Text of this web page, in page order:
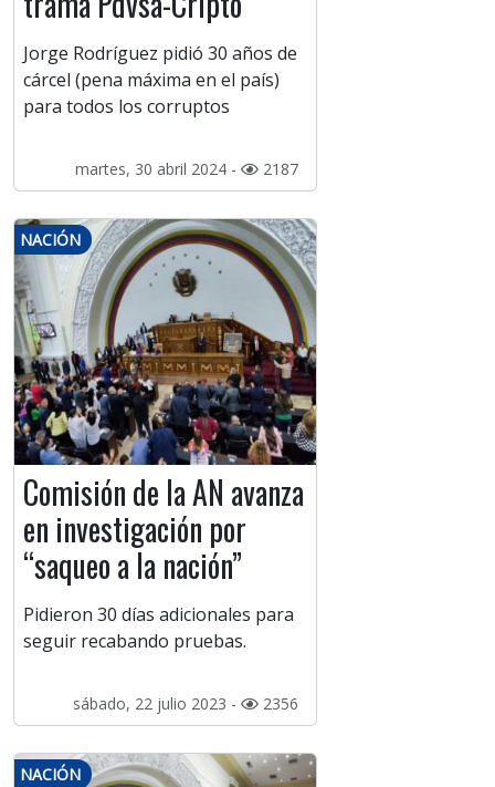
Jorge Rodríguez pidió 30 años de
cárcel (pena máxima en el país)
para todos los corruptos
martes, 30 abril 2024 - 2187
NACIÓN
Comisión de la AN avanza
en investigación por
“saqueo a la nación”
Pidieron 30 días adicionales para
seguir recabando pruebas.
sábado, 22 julio 2023 - 2356
NACIÓN